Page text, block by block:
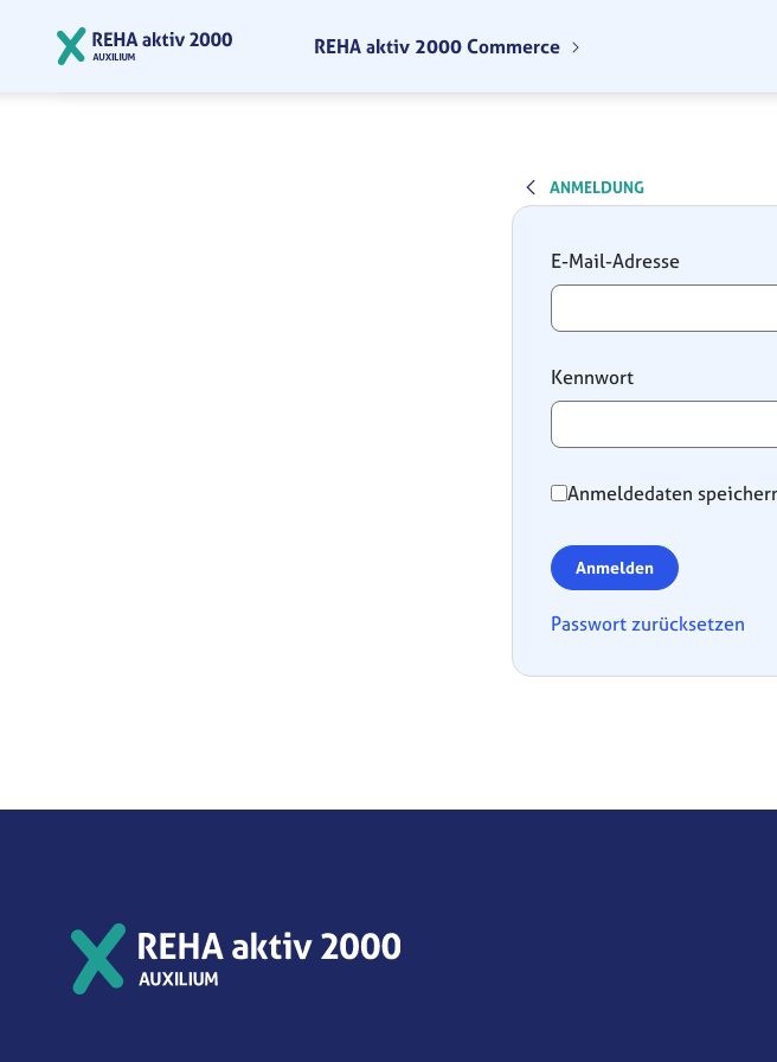
REHA aktiv 2000 Commerce
ANMELDUNG
Anmeldung
E-Mail-Adresse
Kennwort
Anmeldedaten
Anmelden
Passwort zurücksetzen